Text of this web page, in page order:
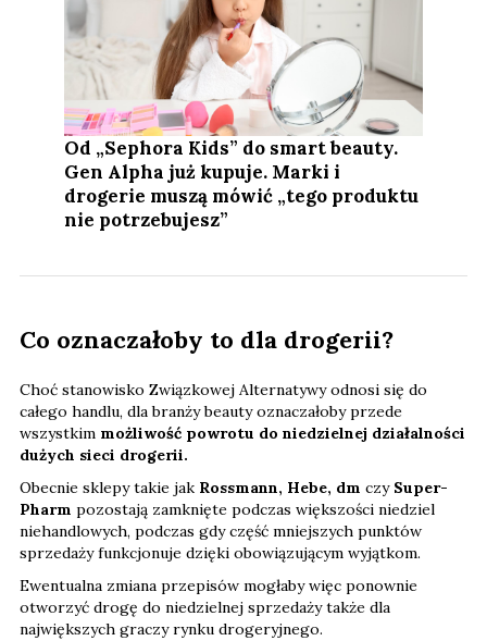
Od „Sephora Kids” do smart beauty.
Gen Alpha już kupuje. Marki i
drogerie muszą mówić „tego produktu
nie potrzebujesz”
Co oznaczałoby to dla drogerii?
Choć stanowisko Związkowej Alternatywy odnosi się do
całego handlu, dla branży beauty oznaczałoby przede
wszystkim możliwość powrotu do niedzielnej działalności
dużych sieci drogerii.
Obecnie sklepy takie jak Rossmann, Hebe, dm czy Super-
Pharm pozostają zamknięte podczas większości niedziel
niehandlowych, podczas gdy część mniejszych punktów
sprzedaży funkcjonuje dzięki obowiązującym wyjątkom.
Ewentualna zmiana przepisów mogłaby więc ponownie
otworzyć drogę do niedzielnej sprzedaży także dla
największych graczy rynku drogeryjnego.